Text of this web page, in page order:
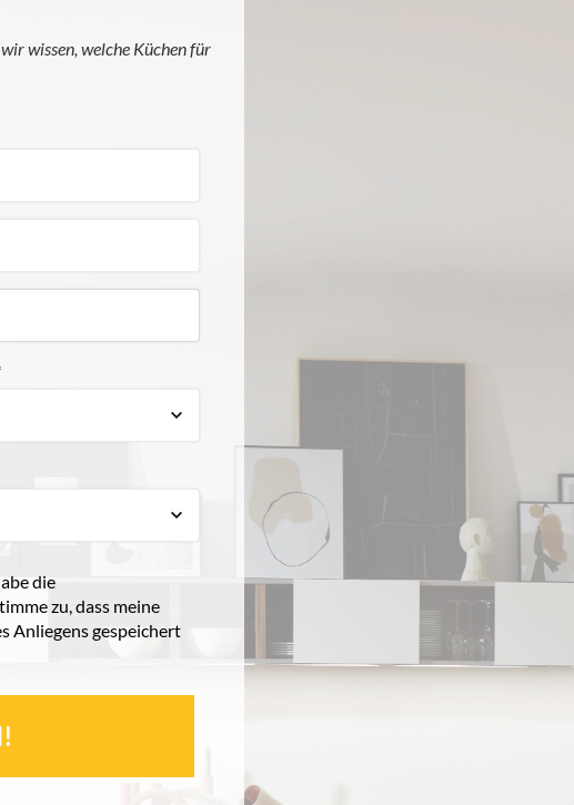
wissen, welche Küchen für
die
zu, dass meine
Anliegens gespeichert